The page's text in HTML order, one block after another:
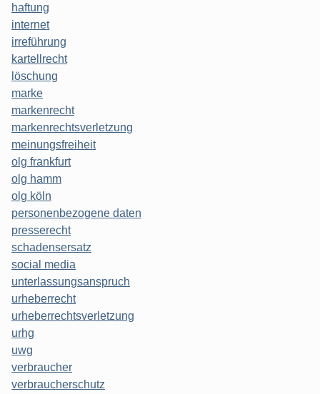
haftung
internet
irreführung
kartellrecht
löschung
marke
markenrecht
markenrechtsverletzung
meinungsfreiheit
olg frankfurt
olg hamm
olg köln
personenbezogene daten
presserecht
schadensersatz
social media
unterlassungsanspruch
urheberrecht
urheberrechtsverletzung
urhg
uwg
verbraucher
verbraucherschutz